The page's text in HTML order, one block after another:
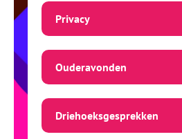
Privacy
Ouderavonden
Driehoeksgesprekken